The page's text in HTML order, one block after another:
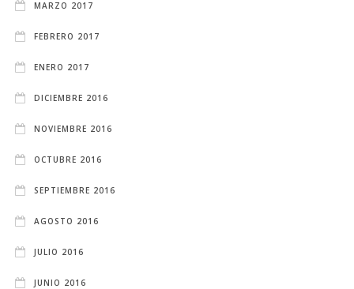
MARZO 2017
FEBRERO 2017
ENERO 2017
DICIEMBRE 2016
NOVIEMBRE 2016
OCTUBRE 2016
SEPTIEMBRE 2016
AGOSTO 2016
JULIO 2016
JUNIO 2016